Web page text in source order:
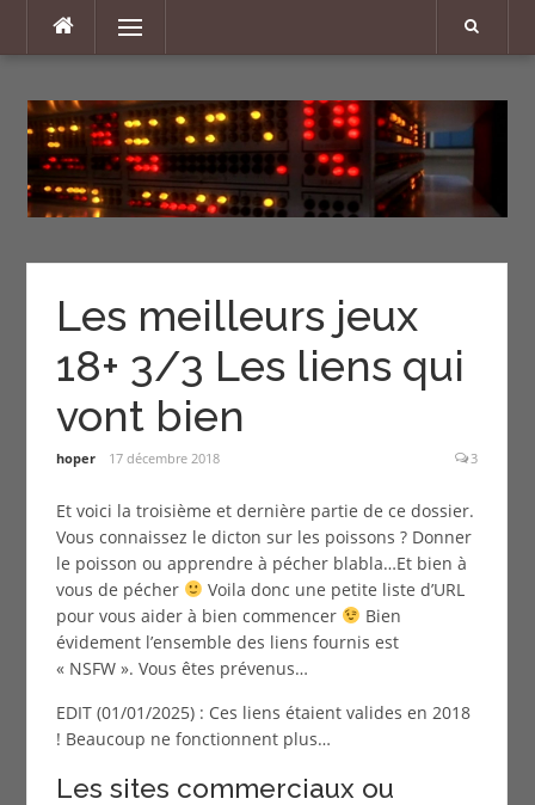
Menu
Les meilleurs jeux
18+ 3/3 Les liens qui
vont bien
hoper 17 décembre 2018 3
Et voici la troisième et dernière partie de ce dossier.
Vous connaissez le dicton sur les poissons ? Donner
le poisson ou apprendre à pécher blabla…Et bien à
vous de pécher
Voila donc une petite liste d’URL
pour vous aider à bien commencer
Bien
évidement l’ensemble des liens fournis est
« NSFW ». Vous êtes prévenus…
EDIT (01/01/2025) : Ces liens étaient valides en 2018
! Beaucoup ne fonctionnent plus…
Les sites commerciaux ou